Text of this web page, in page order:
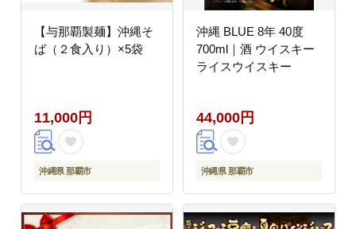
【与那覇製麺】沖縄そ
ば（２食入り）×5袋
11,000円
沖縄県 那覇市
沖縄 BLUE 8年 40度
700ml｜酒 ウイスキー
ライスウイスキー
44,000円
沖縄県 那覇市